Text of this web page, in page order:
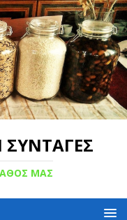
ΣΥΝΤΑΓΕΣ
ΜΑΣ